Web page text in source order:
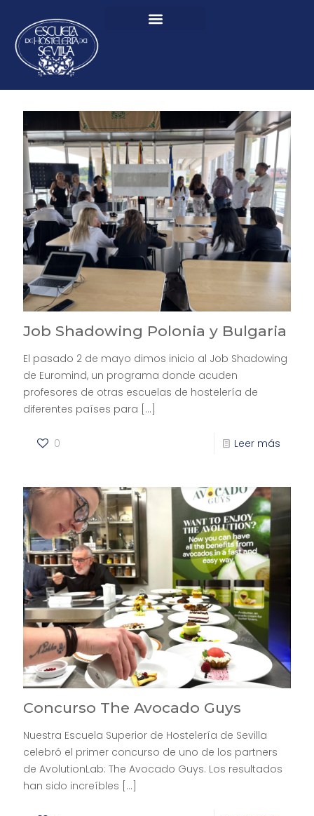
Job Shadowing Polonia y Bulgaria
El pasado 2 de mayo dimos inicio al Job Shadowing
de Euromind, un programa donde acuden
profesores de otras escuelas de hostelería de
diferentes países para […]
0 Leer más
Concurso The Avocado Guys
Nuestra Escuela Superior de Hostelería de Sevilla
celebró el primer concurso de uno de los partners
de AvolutionLab: The Avocado Guys. Los resultados
han sido increíbles […]